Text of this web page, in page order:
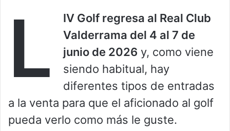
L
IV Golf regresa al Real Club
Valderrama del 4 al 7 de
junio de 2026 y, como viene
siendo habitual, hay
diferentes tipos de entradas
a la venta para que el aficionado al golf
pueda verlo como más le guste.